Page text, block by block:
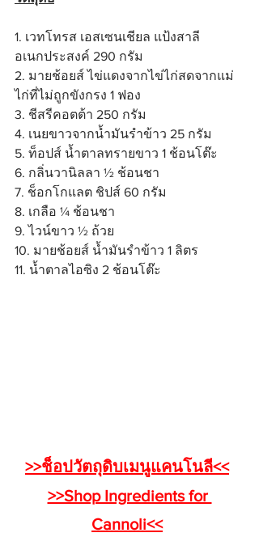
1. เวทโทรส เอสเซนเชียล แป้งสาลี
อเนกประสงค์ 290 กรัม
2. มายช้อยส์ ไข่แดงจากไข่ไก่สดจากแม่
ไก่ที่ไม่ถูกขังกรง 1 ฟอง
3. ชีสรีคอตต้า 250 กรัม
4. เนยขาวจากน้ำมันรำข้าว 25 กรัม
5. ท็อปส์ น้ำตาลทรายขาว 1 ช้อนโต๊ะ
6. กลิ่นวานิลลา ½ ช้อนชา
7. ช็อกโกแลต ชิปส์ 60 กรัม
8. เกลือ ¼ ช้อนชา
9. ไวน์ขาว ½ ถ้วย
10. มายช้อยส์ น้ำมันรำข้าว 1 ลิตร
11. น้ำตาลไอซิง 2 ช้อนโต๊ะ
>>ช็อปวัตถุดิบเมนูแคนโนลี<<
>>Shop Ingredients for
Cannoli<<